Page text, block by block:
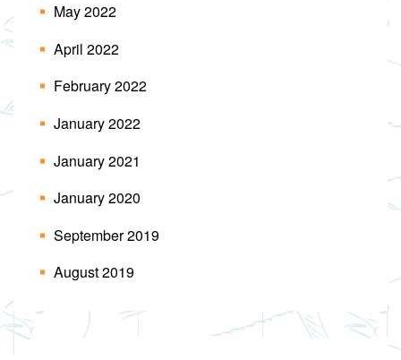
May 2022
April 2022
February 2022
January 2022
January 2021
January 2020
September 2019
August 2019